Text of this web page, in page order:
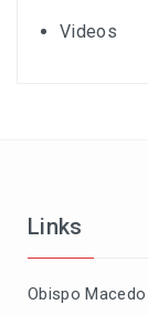
Videos
Links
Obispo Macedo